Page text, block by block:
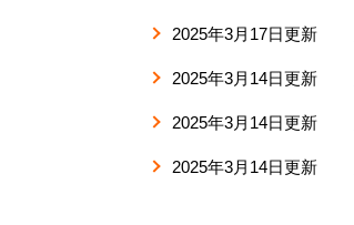
2025年3月17日更新
2025年3月14日更新
2025年3月14日更新
2025年3月14日更新